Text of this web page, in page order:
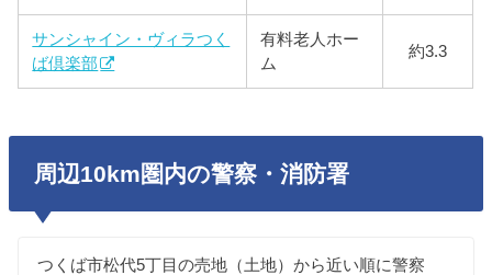
サンシャイン・ヴィラつく
ば倶楽部
有料老人ホー
ム
約3.3
周辺10km圏内の警察・消防署
つくば市松代5丁目の売地（土地）から近い順に警察